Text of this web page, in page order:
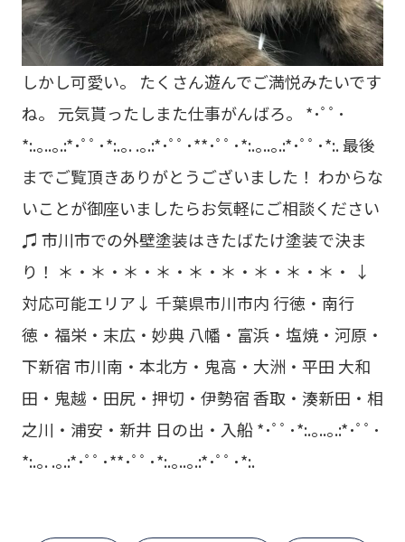
しかし可愛い。 たくさん遊んでご満悦みたいです
ね。 元気貰ったしまた仕事がんばろ。 *･ﾟﾟ･
*:.｡..｡.:*･ﾟﾟ･*:.｡. .｡.:*･ﾟﾟ･**･ﾟﾟ･*:.｡..｡.:*･ﾟﾟ･*:. 最後
までご覧頂きありがとうございました！ わからな
いことが御座いましたらお気軽にご相談ください
♫ 市川市での外壁塗装はきたばたけ塗装で決ま
り！ ＊・＊・＊・＊・＊・＊・＊・＊・＊・ ↓
対応可能エリア↓ 千葉県市川市内 行徳・南行
徳・福栄・末広・妙典 八幡・富浜・塩焼・河原・
下新宿 市川南・本北方・鬼高・大洲・平田 大和
田・鬼越・田尻・押切・伊勢宿 香取・湊新田・相
之川・浦安・新井 日の出・入船 *･ﾟﾟ･*:.｡..｡.:*･ﾟﾟ･
*:.｡. .｡.:*･ﾟﾟ･**･ﾟﾟ･*:.｡..｡.:*･ﾟﾟ･*:.